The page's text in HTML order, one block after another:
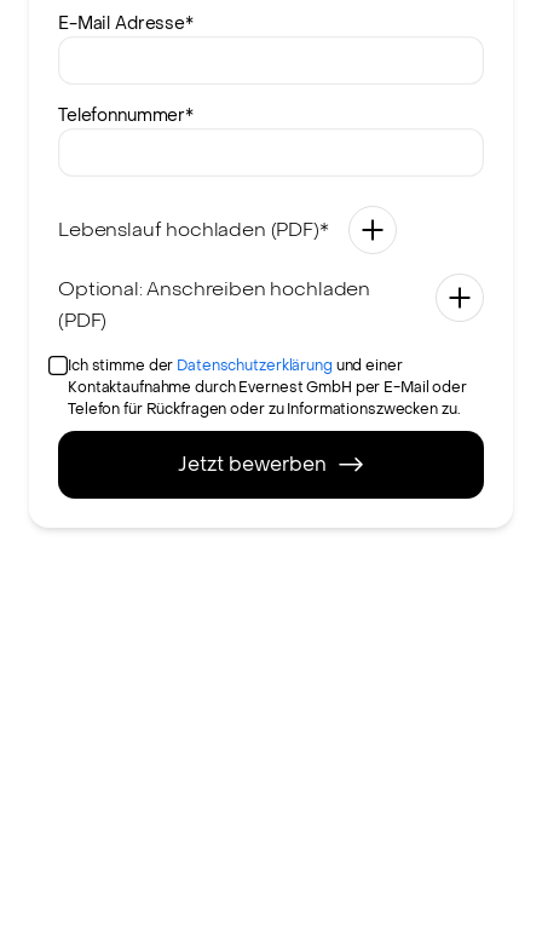
E-Mail Adresse*
Telefonnummer*
Lebenslauf hochladen (PDF)*
Optional: Anschreiben hochladen
(PDF)
Ich stimme der Datenschutzerklärung und einer
Kontaktaufnahme durch Evernest GmbH per E-Mail oder
Telefon für Rückfragen oder zu Informationszwecken zu.
Jetzt bewerben